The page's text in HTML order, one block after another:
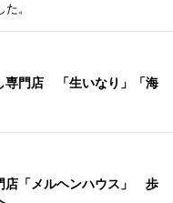
。
専門店 「生いなり」「海
店「メルヘンハウス」 歩